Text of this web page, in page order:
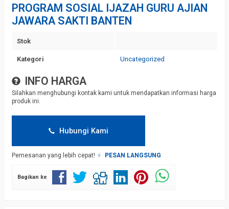
PROGRAM SOSIAL IJAZAH GURU AJIAN
JAWARA SAKTI BANTEN
Stok
Kategori Uncategorized
INFO HARGA
Silahkan menghubungi kontak kami untuk mendapatkan informasi harga
produk ini.
Hubungi Kami
Pemesanan yang lebih cepat! PESAN LANGSUNG
Bagikan ke